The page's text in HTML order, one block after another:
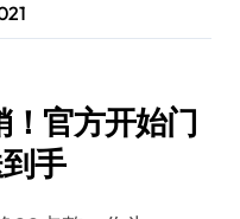
！官方开始门
手